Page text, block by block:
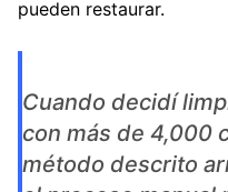
pueden restaurar.
Cuando decidí
con más de 4,000
método descrito